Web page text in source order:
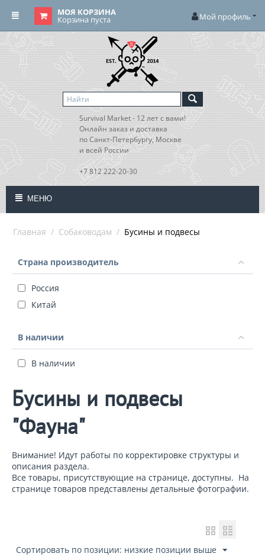
МОЯ КОРЗИНА
Корзина пуста Мой профиль
Survival Market - 12 лет с вами!
Онлайн заказ и доставка
по Санкт-Петербургу, Москве
и всей России
+7 812 222-20-30
МЕНЮ
Главная / Собаководам / Бусины и подвесы
Страна производитель
Россия
Китай
В наличии
В наличии
Бусины и подвесы
"Фауна"
Внимание! Идут работы по корректировке структуры и
описания раздела.
Все товары, присутствующие на странице, доступны. На
странице товаров представлены детальные фотографии.
Сортировать по позиции: низкие позиции выше